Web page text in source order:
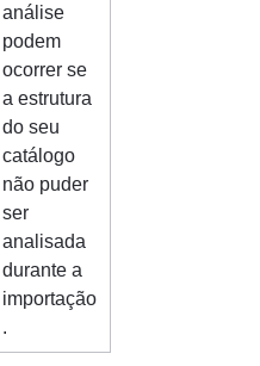
análise
podem
ocorrer se
a estrutura
do seu
catálogo
não puder
ser
analisada
durante a
importação
.